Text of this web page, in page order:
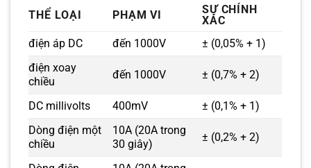
THỂ LOẠI
PHẠM VI
SỰ CHÍNH
XÁC
điện áp DC
đến 1000V
± (0,05% + 1)
điện xoay
chiều
đến 1000V ± (0,7% + 2)
DC millivolts 400mV
± (0,1% + 1)
Dòng điện một
chiều
10A (20A trong
30 giây)
± (0,2% + 2)